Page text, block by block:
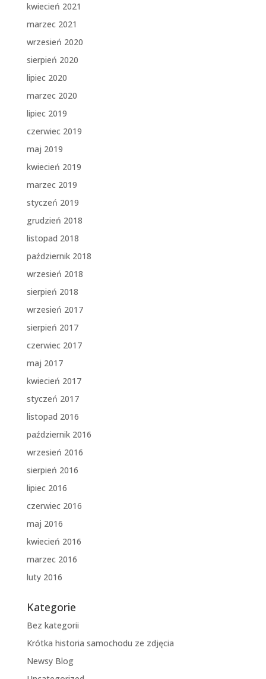
kwiecień 2021
marzec 2021
wrzesień 2020
sierpień 2020
lipiec 2020
marzec 2020
lipiec 2019
czerwiec 2019
maj 2019
kwiecień 2019
marzec 2019
styczeń 2019
grudzień 2018
listopad 2018
październik 2018
wrzesień 2018
sierpień 2018
wrzesień 2017
sierpień 2017
czerwiec 2017
maj 2017
kwiecień 2017
styczeń 2017
listopad 2016
październik 2016
wrzesień 2016
sierpień 2016
lipiec 2016
czerwiec 2016
maj 2016
kwiecień 2016
marzec 2016
luty 2016
Kategorie
Bez kategorii
Krótka historia samochodu ze zdjęcia
Newsy Blog